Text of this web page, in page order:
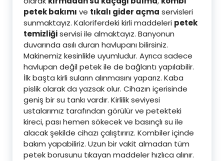
petek bakımı ve tıkalı gider açma servisleri
sunmaktayız. Kaloriferdeki kirli maddeleri petek
temizliğiservisi ile almaktayız. Banyonun
duvarında asılı duran havlupanı bilirsiniz.
Makinemiz kesinlikle uyumludur. Ayrıca sadece
havlupan değil petek ile de bağlantı yapılabilir.
İlk başta kirli suların alınmasını yaparız. Kaba
pislik olarak da yazsak olur. Cihazın içerisinde
geniş bir su tankı vardır. Kirlilik seviyesi
ustalarımız tarafından görülür ve petekteki
kireci, pası hemen sökecek ve basınçlı su ile
alacak şekilde cihazı çalıştırırız. Kombiler içinde
bakım yapabiliriz. Uzun bir vakit almadan tüm
petek borusunu tıkayan maddeler hızlıca alınır.